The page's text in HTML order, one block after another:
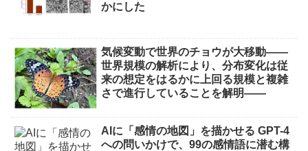
かにした
気候変動で世界のチョウが大移動――
世界規模の解析により、分布変化は従
来の想定をはるかに上回る規模と複雑
さで進行していることを解明――
AIに「感情の地図」を描かせる GPT-4
への問いかけで、99の感情語に潜む構